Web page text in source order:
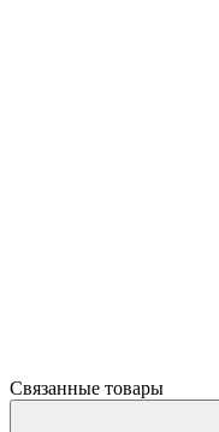
Связанные товары